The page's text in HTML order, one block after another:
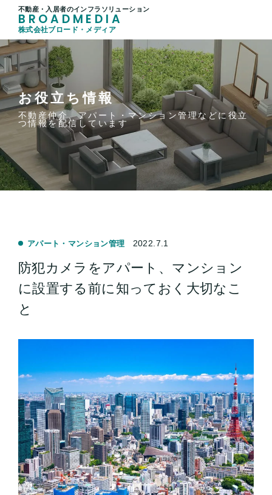
不動産・入居者のインフラソリューション
BROADMEDIA
株式会社ブロード・メディア
お役立ち情報
不動産仲介、アパート・マンション管理などに役立
つ情報を配信しています
アパート・マンション管理 2022.7.1
防犯カメラをアパート、マンション
に設置する前に知っておく大切なこ
と